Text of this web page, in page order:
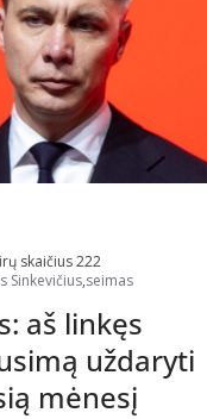
skaičius 222
Sinkevičius,seimas
aš linkęs
uždaryti
mėnesį